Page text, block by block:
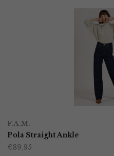
F.A.M.
Pola Straight Ankle
€89,95